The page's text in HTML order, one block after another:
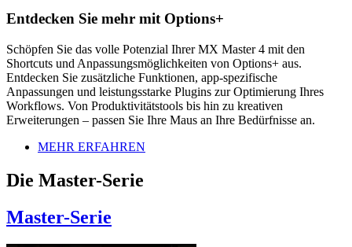
Entdecken Sie mehr mit Options+
Schöpfen Sie das volle Potenzial Ihrer MX Master 4 mit den
Shortcuts und Anpassungsmöglichkeiten von Options+ aus.
Entdecken Sie zusätzliche Funktionen, app-spezifische
Anpassungen und leistungsstarke Plugins zur Optimierung Ihres
Workflows. Von Produktivitätstools bis hin zu kreativen
Erweiterungen – passen Sie Ihre Maus an Ihre Bedürfnisse an.
MEHR ERFAHREN
Die Master-Serie
Master-Serie